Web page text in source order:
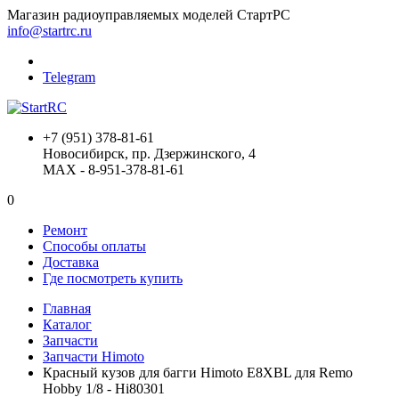
Магазин радиоуправляемых моделей СтартРС
info@startrc.ru
Telegram
+7 (951) 378-81-61
Новосибирск, пр. Дзержинского, 4
MAX - 8-951-378-81-61
0
Ремонт
Способы оплаты
Доставка
Где посмотреть купить
Главная
Каталог
Запчасти
Запчасти Himoto
Красный кузов для багги Himoto E8XBL для Remo
Hobby 1/8 - Hi80301